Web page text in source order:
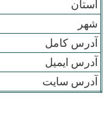
استان
شهر
آدرس کامل
آدرس ایمیل
آدرس سایت